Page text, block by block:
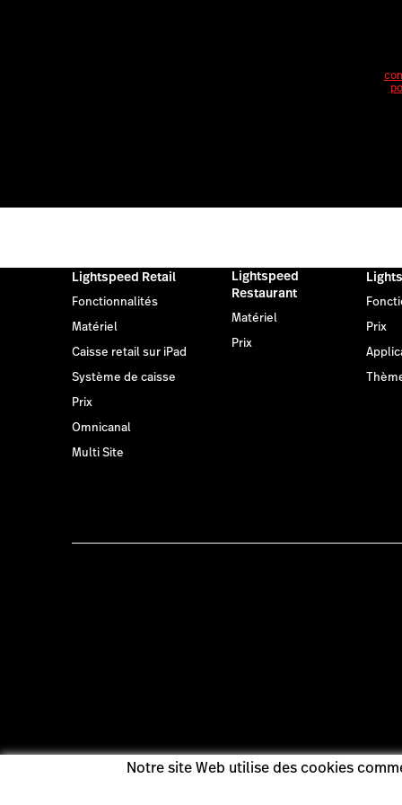
Lightspeed Retail
Fonctionnalités
Matériel
Caisse retail sur iPad
Système de caisse
Prix
Omnicanal
Multi Site
Lightspeed
Restaurant
Matériel
Prix
Prix
Notre site Web utilise des cookies